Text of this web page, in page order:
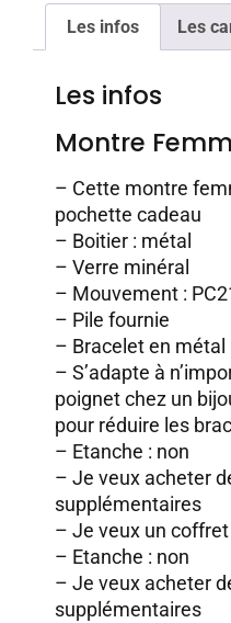
Les infos Les
Les infos
Montre
– Cette montre
pochette cadeau
– Boitier : métal
– Verre minéral
– Mouvement :
– Pile fournie
– Bracelet en métal
– S’adapte à
poignet chez un
pour réduire les
– Etanche : non
– Je veux acheter
supplémentaires
– Je veux un
– Etanche : non
– Je veux acheter
supplémentaires